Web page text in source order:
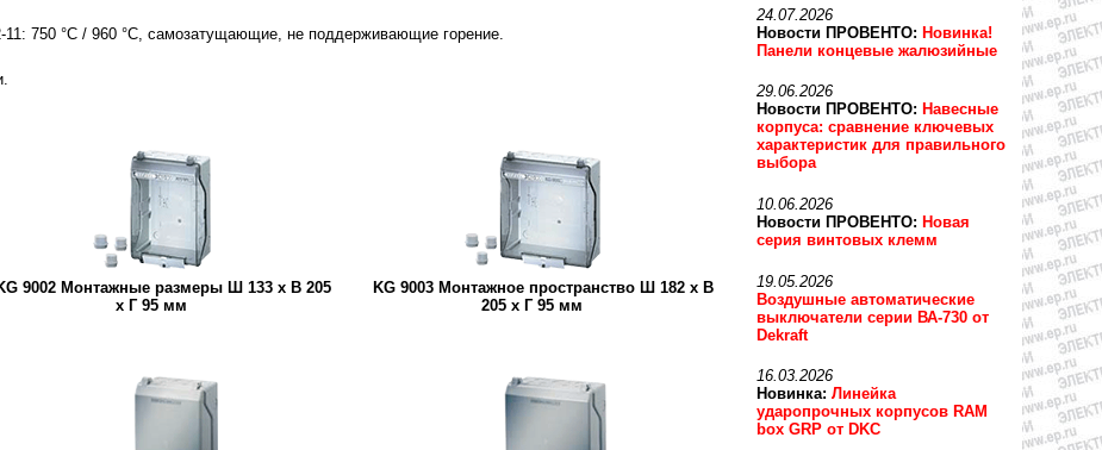
11: 750 °C / 960 °C, самозатущающие, не поддерживающие горение.
9002 Монтажные размеры Ш 133 x В 205
x Г 95 мм
KG 9003 Монтажное пространство Ш 182 x В
205 x Г 95 мм
24.07.2026
Новости ПРОВЕНТО: Новинка!
Панели концевые жалюзийные
29.06.2026
Новости ПРОВЕНТО: Навесные
корпуса: сравнение ключевых
характеристик для правильного
выбора
10.06.2026
Новости ПРОВЕНТО: Новая
серия винтовых клемм
19.05.2026
Воздушные автоматические
выключатели серии ВА-730 от
Dekraft
16.03.2026
Новинка: Линейка
ударопрочных корпусов RAM
box GRP от DKC